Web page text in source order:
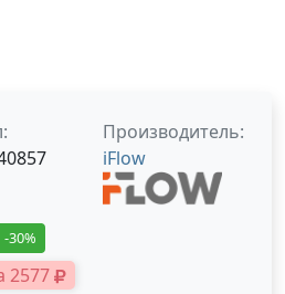
Производитель:
iFlow
-30%
2577